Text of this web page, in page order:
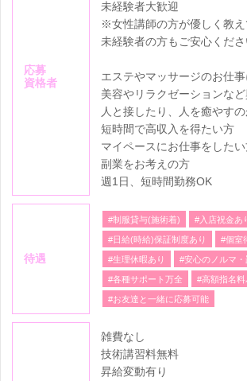
応募
資格者
未経験者大歓迎
※女性講師の方が優しく教え
未経験者の方もご安心くださ
エステやマッサージのお仕
美容やリラクゼーションな
人と接したり、人を癒やす
短時間で高収入を得たい方
マイペースにお仕事をした
副業をお考えの方
週1日、短時間勤務OK
待遇
#制服貸与(施術着) #入店祝金あ
#日給(時給)保証制度あり #個室
#生理休暇あり #安心のノルマ・
#各種サポート万全 #高額指名料
#お友達と一緒に応募可能
雑費なし
技術講習料無料
昇給変動有り